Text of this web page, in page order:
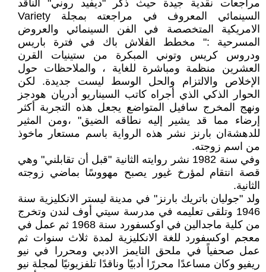
مراجعات نقدية جيدة حيث ذكر "ديفيد روني" الناقد
السينمائي المعروف في مراجعته بمجلة Variety
الامريكية المتخصصة في الفن السينمائي والعروض
المسرحية :" مخطط الفلاش باك في فترة باريس
ودروس كريس وتوني المبكرة من ستينيات القرن
العشرين منظمة ومباشرة للغاية ، والملاحظات حول
الإخلاص والالتزام والحل الوسط ليست جديدة. لكن
الحوار الذكي الذي أجراه كاتب السيناريو أدريان هودجز
ونهج المخرج سافيل المتواضع يجعل هذه التجربة أكثر
إرضاء مما قد يشير إليه نطاقه الضيق" ،ومن المثير
للدهشةان بارنز نشر هذه الرواية باسم مستعار ماخوذ
من اسم زوجته.
وفي سنة 1982 نشر روايته الثانية "قبل أن تقابلني" وهي
قصة انتقام لمؤرخ غيور يصبح مهووسًا بماضي زوجته
الثانية.
ولد "جوليان باتريك بارنز" في مدينة ليستر الانكليزية سنة
1946 وتلقى تعليمه في مدرسة سيتي أوف لندن وتخرج
من كلية ماجدالين في اوكسفورد سنة 1968 ثم عمل في
معجم اوكسفورد للغة الانكليزية لمدة ثلاث سنوات ثم
عمل صحفياً في ملحق التايمز الادبي ومحررا في نيو
ريفيو وكان مساعدًا محررًا أدبيًا وناقدًا تلفزيونيًا لمجلة نيو